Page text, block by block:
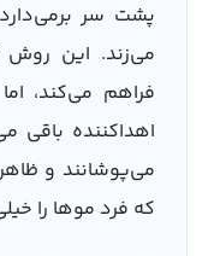
پشت سر
می‌زند. این روش
فراهم می‌کند،
اهداکننده باقی
می‌پوشانند و
که فرد موها را